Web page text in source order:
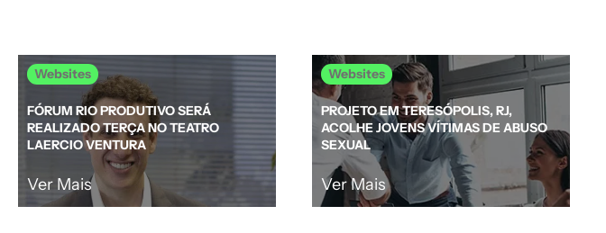
Websites
FÓRUM RIO PRODUTIVO SERÁ
REALIZADO TERÇA NO TEATRO
LAERCIO VENTURA
Ver Mais
Websites
PROJETO EM TERESÓPOLIS, RJ,
ACOLHE JOVENS VÍTIMAS DE ABUSO
SEXUAL
Ver Mais